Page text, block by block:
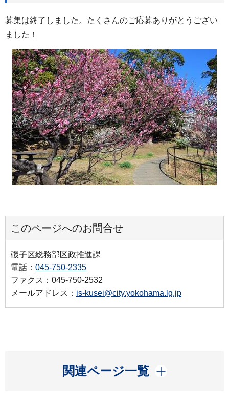
募集は終了しました。たくさんのご応募ありがとうござい
ました！
このページへのお問合せ
磯子区総務部区政推進課
電話： 045-750-2335
ファクス：045-750-2532
メールアドレス： is-kusei@city.yokohama.lg.jp
関連ページ一覧
開く